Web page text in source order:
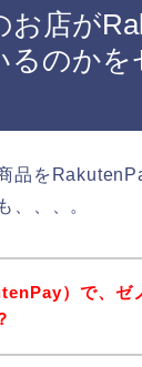
店が
のか
品を
、、、。
）で、ゼ